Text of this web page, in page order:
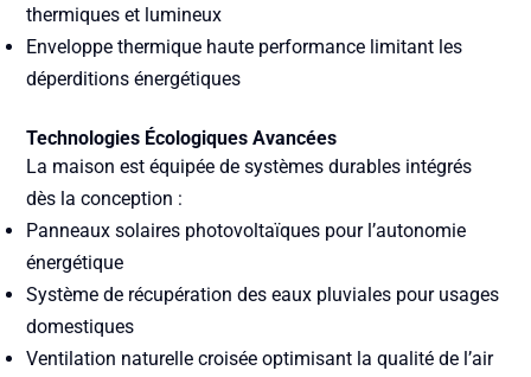
thermiques et lumineux
Enveloppe thermique haute performance limitant les
déperditions énergétiques
Technologies Écologiques Avancées
La maison est équipée de systèmes durables intégrés
dès la conception :
Panneaux solaires photovoltaïques pour l’autonomie
énergétique
Système de récupération des eaux pluviales pour usages
domestiques
Ventilation naturelle croisée optimisant la qualité de l’air